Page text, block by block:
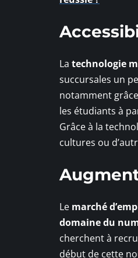
La technologie
succursales un
notamment
les étudiants à
Grâce à la
cultures ou
Le marché
domaine du
cherchent à
début de cette